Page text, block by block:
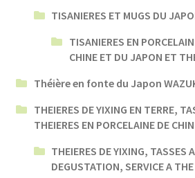
TISANIERES ET MUGS DU
TISANIERES EN
CHINE ET DU JAPON ET
Théière en fonte du Japon
THEIERES DE YIXING EN TERRE,
THEIERES EN PORCELAINE DE
THEIERES DE YIXING, TASSES
DEGUSTATION, SERVICE A